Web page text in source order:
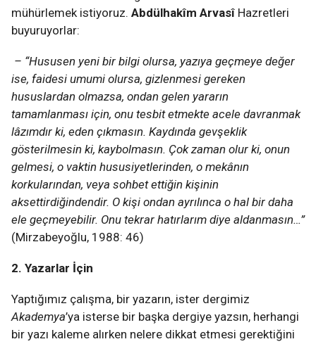
mühürlemek istiyoruz. Abdülhakîm Arvasî Hazretleri
buyuruyorlar:
– “Hususen yeni bir bilgi olursa, yazıya geçmeye değer
ise, faidesi umumi olursa, gizlenmesi gereken
hususlardan olmazsa, ondan gelen yararın
tamamlanması için, onu tesbit etmekte acele davranmak
lâzımdır ki, eden çıkmasın. Kaydında gevşeklik
gösterilmesin ki, kaybolmasın. Çok zaman olur ki, onun
gelmesi, o vaktin hususiyetlerinden, o mekânın
korkularından, veya sohbet ettiğin kişinin
aksettirdiğindendir. O kişi ondan ayrılınca o hal bir daha
ele geçmeyebilir. Onu tekrar hatırlarım diye aldanmasın…”
(Mirzabeyoğlu, 1988: 46)
2. Yazarlar İçin
Yaptığımız çalışma, bir yazarın, ister dergimiz
Akademya’ya isterse bir başka dergiye yazsın, herhangi
bir yazı kaleme alırken nelere dikkat etmesi gerektiğini